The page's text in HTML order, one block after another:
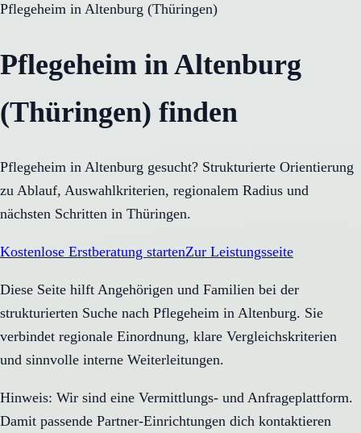
Pflegeheim in Altenburg (Thüringen)
Pflegeheim in Altenburg
(Thüringen) finden
Pflegeheim in Altenburg gesucht? Strukturierte Orientierung
zu Ablauf, Auswahlkriterien, regionalem Radius und
nächsten Schritten in Thüringen.
Kostenlose Erstberatung startenZur Leistungsseite
Diese Seite hilft Angehörigen und Familien bei der
strukturierten Suche nach Pflegeheim in Altenburg. Sie
verbindet regionale Einordnung, klare Vergleichskriterien
und sinnvolle interne Weiterleitungen.
Hinweis: Wir sind eine Vermittlungs- und Anfrageplattform.
Damit passende Partner-Einrichtungen dich kontaktieren